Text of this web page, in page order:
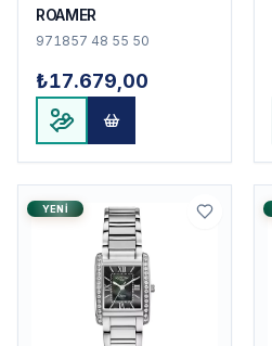
ROAMER
971857 48 55 50
₺17.679,00
YENI